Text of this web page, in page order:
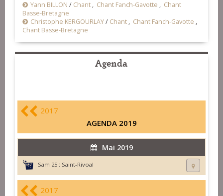
Yann BILLON / Chant , Chant Fanch-Gavotte , Chant
Basse-Bretagne
Christophe KERGOURLAY/ Chant , Chant Fanch-Gavotte ,
Chant Basse-Bretagne
Agenda
2017
AGENDA 2019
Mai 2019
Sam 25 : Saint-Rivoal
2017